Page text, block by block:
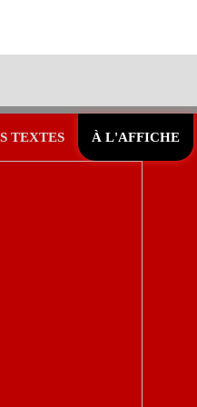
TEXTES À L'AFFICHE